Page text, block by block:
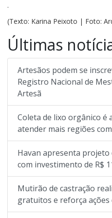
.
(Texto: Karina Peixoto | Foto:
Últimas
Artesãos podem se
Registro Nacional de
Artesã
Coleta de lixo orgânico é
atender mais regiões
Havan apresenta projeto
com investimento de R$
Mutirão de castração
gratuitos e reforça